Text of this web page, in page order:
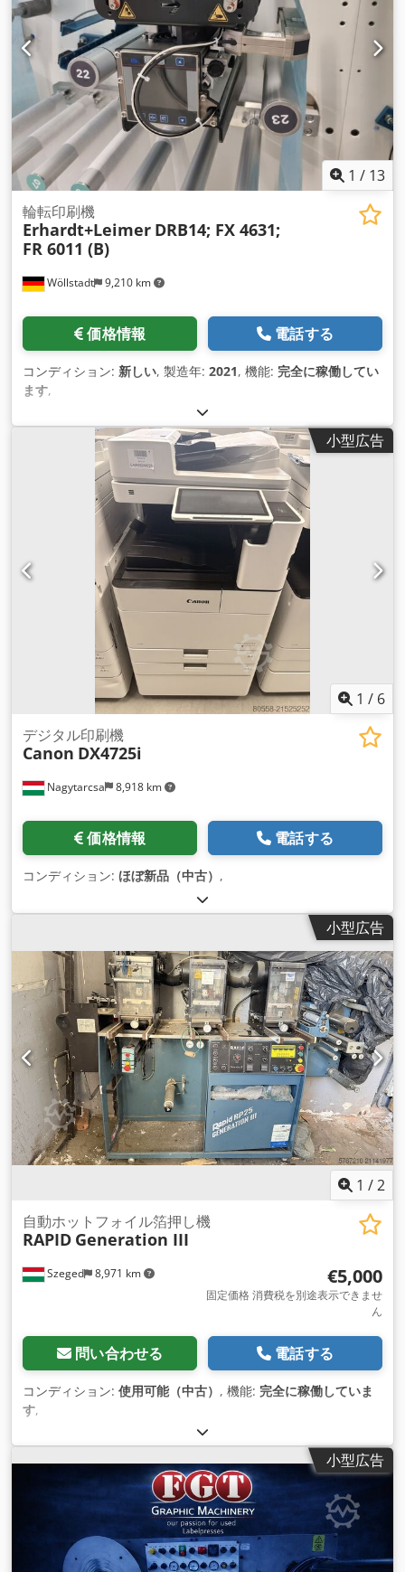
階調節 ストラップ位置のメートル入力 ストラップの種類：熱
溶着シール ストラップ材質：PP リール内径：200 mm ストラ
ップ巻幅：190 mm 設備 - パッケージプレス - 上・下流機との
インターフェース - テープ自動送り Dodpfjqqin Ssx Afvekr -
テープ終端照会と残テープ排出 - 誤作動時のストラップリング
自動排出 機械／システム全体の長さ：～760 mm 機械／システ
ム全体の幅：～1440 mm 機械／システム全体の高さ：～1600
mm 電力：～2 kVA 電圧： 400 V 3相、50/60 Hz 重量：～430
kg
1 / 13
Wöllstadt 9,210 km
輪転印刷機
Erhardt+Leimer DRB14; FX 4631;
FR 6011 (B)
価格情報 電話する
コンディション: 新しい, 製造年: 2021, 機能: 完全に稼働してい
ます,
小型広告
1 / 6
Nagytarcsa 8,918 km
デジタル印刷機
Canon DX4725i
価格情報 電話する
コンディション: ほぼ新品（中古） ,
小型広告
1 /2
Szeged 8,971 km
自動ホットフォイル箔押し機
RAPID Generation III
€5,000
固定価格 消費税を別途表示できませ
ん
問い合わせる 電話する
コンディション: 使用可能（中古） , 機能: 完全に稼働していま
す,
小型広告